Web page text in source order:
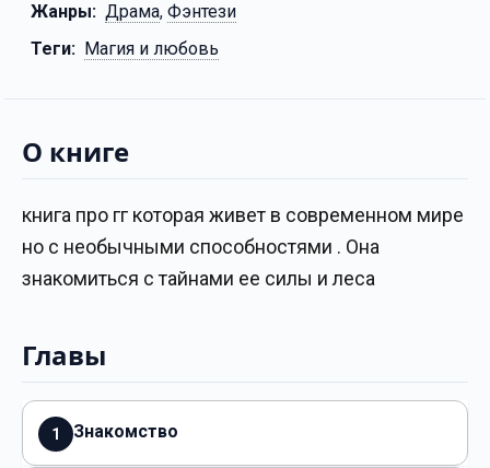
Жанры: Драма, Фэнтези
Теги: Магия и любовь
О книге
книга про гг которая живет в современном мире
но с необычными способностями . Она
знакомиться с тайнами ее силы и леса
Главы
1 Знакомство